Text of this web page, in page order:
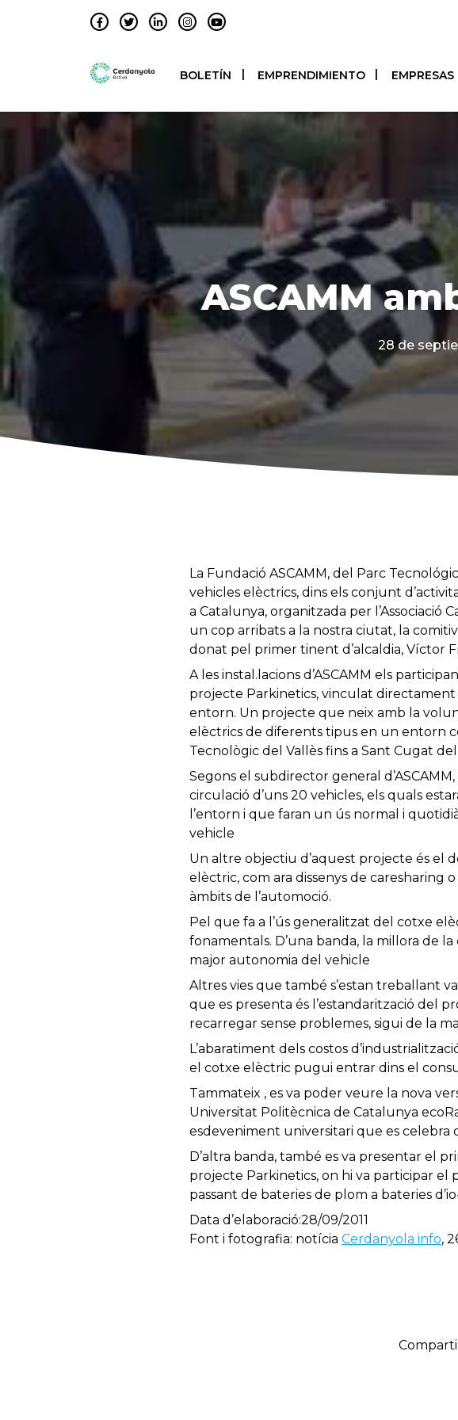
BOLETÍN EMPRENDIMIENTO EMPRESAS
ASCAMM
28 de
La Fundació ASCAMM, del Parc
vehicles elèctrics, dins els conjunt
a Catalunya, organitzada per
un cop arribats a la nostra ciutat, la
donat pel primer tinent d’alcaldia, Víctor
A les instal.lacions d’ASCAMM els
projecte Parkinetics, vinculat
entorn. Un projecte que neix amb la
elèctrics de diferents tipus en un entorn
Tecnològic del Vallès fins a Sant Cugat del
Segons el subdirector general
circulació d’uns 20 vehicles, els quals
l’entorn i que faran un ús normal i
vehicle
Un altre objectiu d’aquest projecte és el
elèctric, com ara dissenys de caresharing
àmbits de l’automoció.
Pel que fa a l’ús generalitzat del cotxe
fonamentals. D’una banda, la millora de
major autonomia del vehicle
Altres vies que també s’estan treballant
que es presenta és l’estandarització del
recarregar sense problemes, sigui de la
L’abaratiment dels costos
el cotxe elèctric pugui entrar dins el
Tammateix , es va poder veure la nova
Universitat Politècnica de Catalunya
esdeveniment universitari que es celebra
D’altra banda, també es va presentar el
projecte Parkinetics, on hi va participar
passant de bateries de plom a bateries
Data d’elaboració:28/09/2011
Font i fotografia: notícia Cerdanyola info,